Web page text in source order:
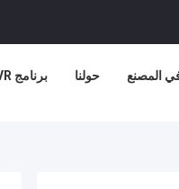
برنامج VR حولنا المصنع